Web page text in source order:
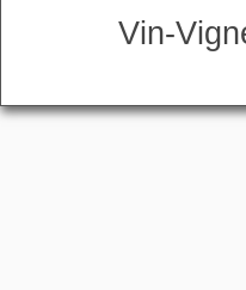
Vin-